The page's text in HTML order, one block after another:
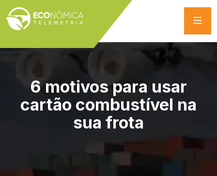
6 motivos para usar
cartão combustível na
sua frota